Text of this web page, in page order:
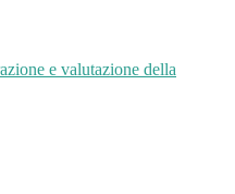
e valutazione della